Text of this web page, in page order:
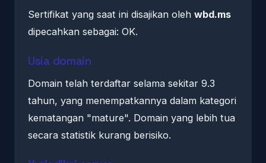
Sertifikat yang saat ini disajikan oleh wbd.ms
dipecahkan sebagai: OK.
Usia domain
Domain telah terdaftar selama sekitar 9.3
tahun, yang menempatkannya dalam kategori
kematangan "mature". Domain yang lebih tua
secara statistik kurang berisiko.